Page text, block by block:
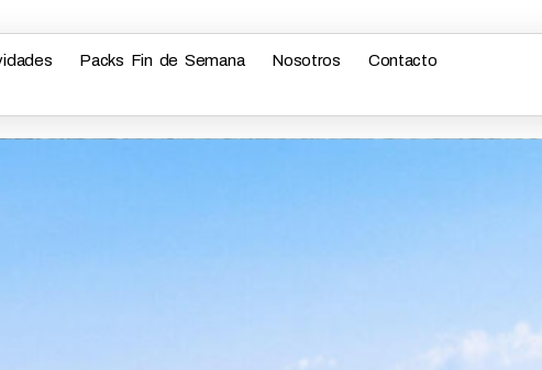
Packs Fin de Semana Nosotros Contacto